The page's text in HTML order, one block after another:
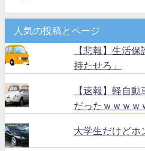
人気の投稿とページ
【悲報】生活
持たせろ」
【速報】軽自
だったｗｗｗｗ
大学生だけどホ